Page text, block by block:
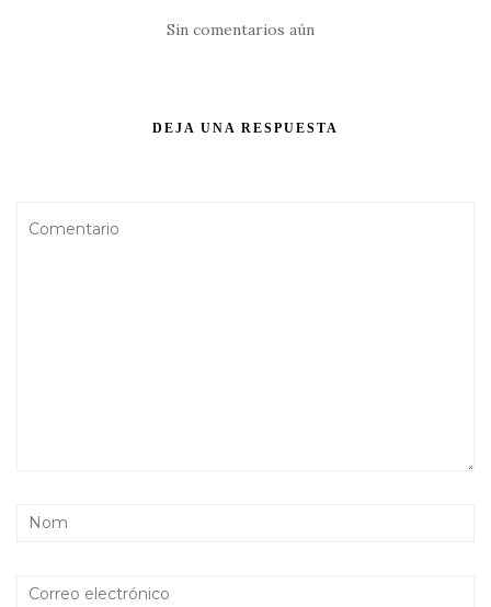
Sin comentarios aún
DEJA UNA RESPUESTA